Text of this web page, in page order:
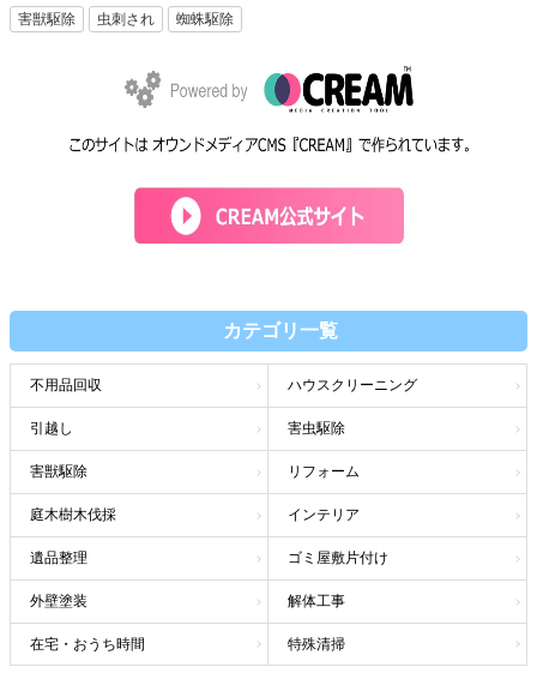
害獣駆除 虫刺され 蜘蛛駆除
カテゴリ一覧
不用品回収 ハウスクリーニング
引越し 害虫駆除
害獣駆除 リフォーム
庭木樹木伐採 インテリア
遺品整理 ゴミ屋敷片付け
外壁塗装 解体工事
在宅・おうち時間 特殊清掃